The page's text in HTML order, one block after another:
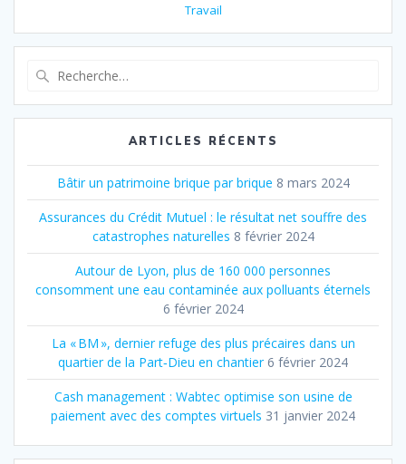
Travail
:
ARTICLES RÉCENTS
Bâtir un patrimoine brique par brique 8 mars 2024
Assurances du Crédit Mutuel : le résultat net souffre des
catastrophes naturelles 8 février 2024
Autour de Lyon, plus de 160 000 personnes
consomment une eau contaminée aux polluants éternels
6 février 2024
La « BM », dernier refuge des plus précaires dans un
quartier de la Part‐Dieu en chantier 6 février 2024
Cash management : Wabtec optimise son usine de
paiement avec des comptes virtuels 31 janvier 2024